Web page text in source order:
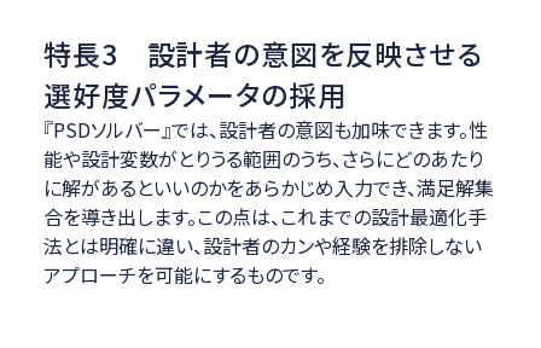
特長3 設計者の意図を反映させる
選好度パラメータの採用
『PSDソルバー』では、設計者の意図も加味できます。性
能や設計変数がとりうる範囲のうち、さらにどのあたり
に解があるといいのかをあらかじめ入力でき、満足解集
合を導き出します。この点は、これまでの設計最適化手
法とは明確に違い、設計者のカンや経験を排除しない
アプローチを可能にするものです。